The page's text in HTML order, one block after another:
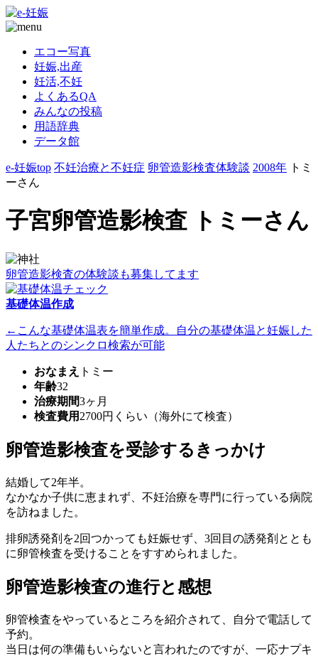
エコー写真
妊娠,出産
妊活,不妊
よくあるQA
みんなの投稿
用語辞典
データ館
e-妊娠top 不妊治療と不妊症 卵管造影検査体験談 2008年 トミ
ーさん
子宮卵管造影検査 トミーさん
卵管造影検査の体験談も募集してます
基礎体温作成
←こんな基礎体温表を簡単作成。自分の基礎体温と妊娠した
人たちとのシンクロ検索が可能
おなまえ トミー
年齢32
治療期間3ヶ月
検査費用 2700円くらい（海外にて検査）
卵管造影検査を受診するきっかけ
結婚して2年半。
なかなか子供に恵まれず、不妊治療を専門に行っている病院
を訪ねました。
排卵誘発剤を2回つかっても妊娠せず、3回目の誘発剤ととも
に卵管検査を受けることをすすめられました。
卵管造影検査の進行と感想
卵管検査をやっているところを紹介されて、自分で電話して
予約。
当日は何の準備もいらないと言われたのですが、一応ナプキ